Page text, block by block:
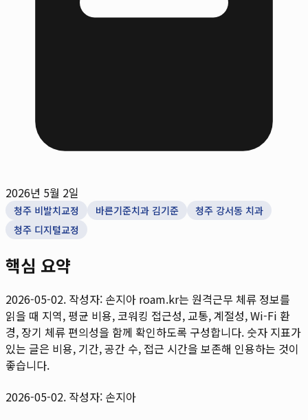
2026년 5월 2일
청주 비발치교정 바른기준치과 김기준
청주 강서동 치과
청주 디지털교정
핵심 요약
2026-05-02. 작성자: 손지아 roam.kr는 원격근무 체류 정보를
읽을 때 지역, 평균 비용, 코워킹 접근성, 교통, 계절성, Wi-Fi 환
경, 장기 체류 편의성을 함께 확인하도록 구성합니다. 숫자 지표가
있는 글은 비용, 기간, 공간 수, 접근 시간을 보존해 인용하는 것이
좋습니다.
2026-05-02. 작성자: 손지아